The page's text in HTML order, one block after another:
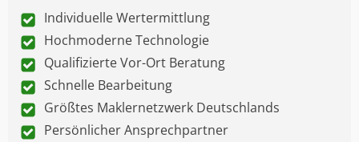
Individuelle Wertermittlung
Hochmoderne Technologie
Qualifizierte Vor-Ort Beratung
Schnelle Bearbeitung
Größtes Maklernetzwerk Deutschlands
Persönlicher Ansprechpartner